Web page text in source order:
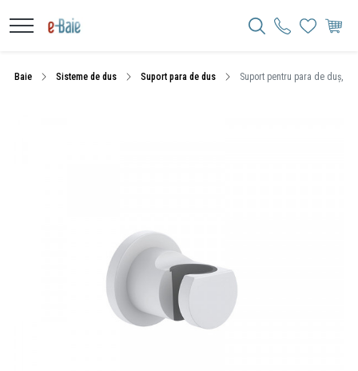
Baie Sisteme de dus Suport para de dus Suport pentru para de duș,